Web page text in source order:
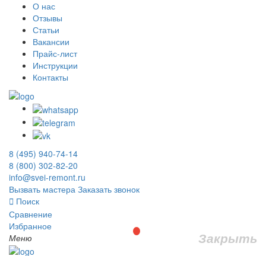
О нас
Отзывы
Статьи
Вакансии
Прайс-лист
Инструкции
Контакты
8 (495) 940-74-14
8 (800) 302-82-20
info@svei-remont.ru
Вызвать мастера Заказать звонок
Поиск
Сравнение
Избранное
Меню
Закрыть